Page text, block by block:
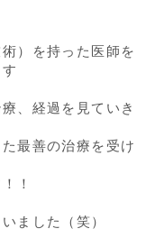
）を持った医師を
、経過を見ていき
最善の治療を受け
！
ました（笑）